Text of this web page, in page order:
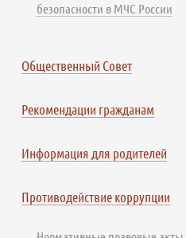
безопасности в МЧС России
Общественный Совет
Рекомендации гражданам
Информация для родителей
Противодействие коррупции